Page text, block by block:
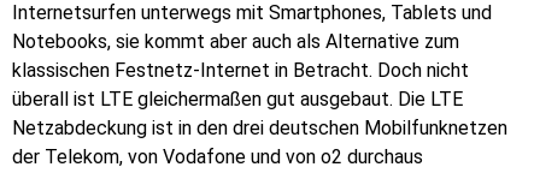
Internetsurfen unterwegs mit Smartphones, Tablets und
Notebooks, sie kommt aber auch als Alternative zum
klassischen Festnetz-Internet in Betracht. Doch nicht
überall ist LTE gleichermaßen gut ausgebaut. Die LTE
Netzabdeckung ist in den drei deutschen Mobilfunknetzen
der Telekom, von Vodafone und von o2 durchaus